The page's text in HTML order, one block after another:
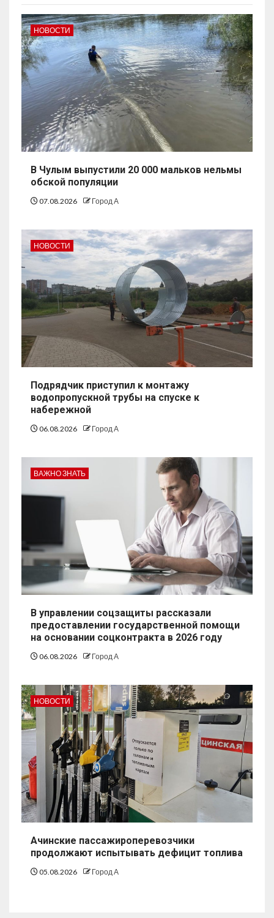
НОВОСТИ
В Чулым выпустили 20 000 мальков нельмы
обской популяции
07.08.2026 Город А
НОВОСТИ
Подрядчик приступил к монтажу
водопропускной трубы на спуске к
набережной
06.08.2026 Город А
ВАЖНО ЗНАТЬ
В управлении соцзащиты рассказали
предоставлении государственной помощи
на основании соцконтракта в 2026 году
06.08.2026 Город А
НОВОСТИ
Ачинские пассажироперевозчики
продолжают испытывать дефицит топлива
05.08.2026 Город А